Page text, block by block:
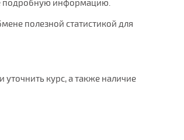
подробную информацию.
полезной статистикой для
курс, а также наличие